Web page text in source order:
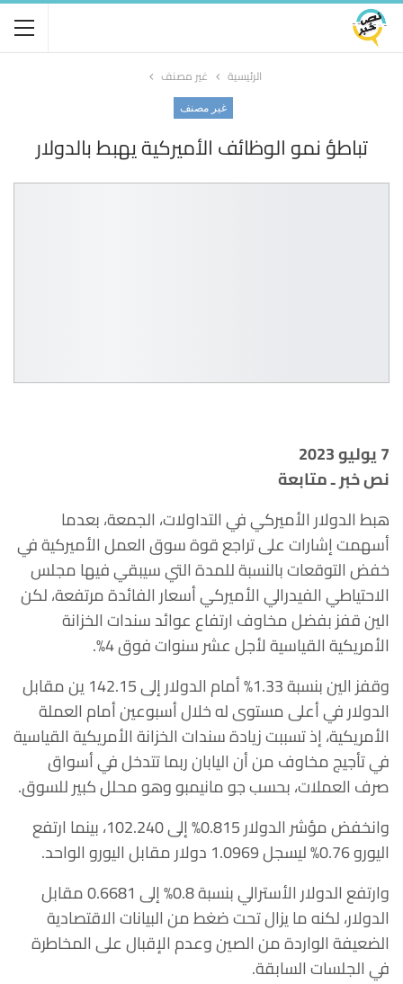
الرئيسية غير مصنف
غير مصنف
تباطؤ نمو الوظائف الأميركية يهبط بالدولار
7 يوليو 2023
نص خبر ـ متابعة
هبط الدولار الأميركي في التداولات، الجمعة، بعدما
أسهمت إشارات على تراجع قوة سوق العمل الأميركية في
خفض التوقعات بالنسبة للمدة التي سيبقي فيها مجلس
الاحتياطي الفيدرالي الأميركي أسعار الفائدة مرتفعة، لكن
الين قفز بفضل مخاوف ارتفاع عوائد سندات الخزانة
الأمريكية القياسية لأجل عشر سنوات فوق 4%.
وقفز الين بنسبة 1.33% أمام الدولار إلى 142.15 ين مقابل
الدولار في أعلى مستوى له خلال أسبوعين أمام العملة
الأمريكية، إذ تسببت زيادة سندات الخزانة الأمريكية القياسية
في تأجيج مخاوف من أن اليابان ربما تتدخل في أسواق
صرف العملات، بحسب جو مانيمبو وهو محلل كبير للسوق.
وانخفض مؤشر الدولار 0.815% إلى 102.240، بينما ارتفع
اليورو 0.76% ليسجل 1.0969 دولار مقابل اليورو الواحد.
وارتفع الدولار الأسترالي بنسبة 0.8% إلى 0.6681 مقابل
الدولار، لكنه ما يزال تحت ضغط من البيانات الاقتصادية
الضعيفة الواردة من الصين وعدم الإقبال على المخاطرة
في الجلسات السابقة.